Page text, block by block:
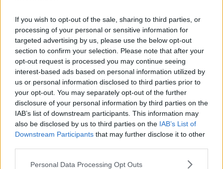
If you wish to opt-out of the sale, sharing to third parties, or
processing of your personal or sensitive information for
targeted advertising by us, please use the below opt-out
section to confirm your selection. Please note that after your
opt-out request is processed you may continue seeing
interest-based ads based on personal information utilized by
us or personal information disclosed to third parties prior to
your opt-out. You may separately opt-out of the further
disclosure of your personal information by third parties on the
IAB’s list of downstream participants. This information may
also be disclosed by us to third parties on the IAB’s List of
Downstream Participants that may further disclose it to other
Personal Data Processing Opt Outs
categorie prioritarie per età e patologia.
L’iniziativa del Governo, che sta lavorando per un’estate “Covid
free”, come si legge nella nota della Regione, si avvarrà della
collaborazione del Comune di Capraia, che ospiterà i vaccinatori.
A causa della variabilità delle condizioni meteorologiche per
venerdì 7 Maggio è stato ritenuto opportuno il trasferimento dei
vaccini già nella giornata di oggi, giovedì 6 Maggio.
E' prevista l’esecuzione di circa 180 somministrazioni.
“E’ una notizia che ho accolto con molto piacere e di cui ho
Capraia tra le isole minori 'Covid free' - ha commentato il